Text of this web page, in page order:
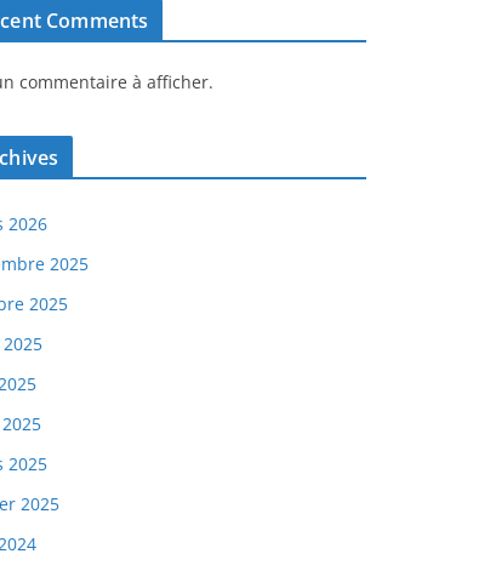
Comments
commentaire à afficher.
2026
2025
2025
2025
2025